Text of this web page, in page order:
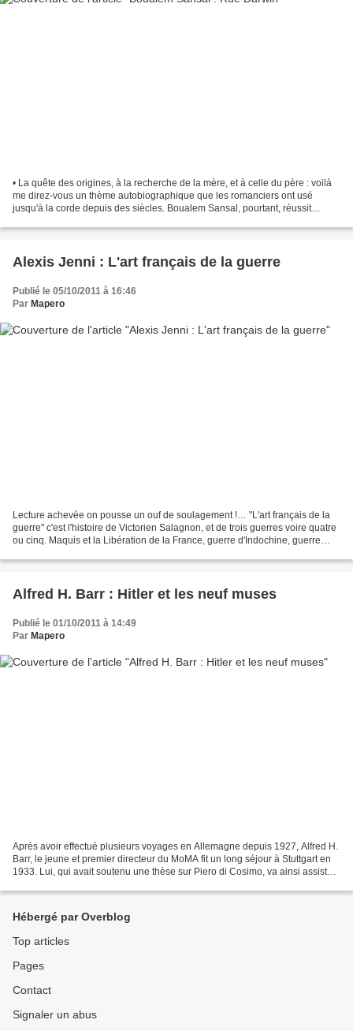
• La quête des origines, à la recherche de la mère, et à celle du père : voilà
me direz-vous un thème autobiographique que les romanciers ont usé
jusqu'à la corde depuis des siècles. Boualem Sansal, pourtant, réussit
Alexis Jenni : L'art français de la guerre
Publié le 05/10/2011 à 16:46
Par Mapero
Lecture achevée on pousse un ouf de soulagement !… "L'art français de la
guerre" c'est l'histoire de Victorien Salagnon, et de trois guerres voire quatre
ou cinq. Maquis et la Libération de la France, guerre d'Indochine, guerre
Alfred H. Barr : Hitler et les neuf muses
Publié le 01/10/2011 à 14:49
Par Mapero
Après avoir effectué plusieurs voyages en Allemagne depuis 1927, Alfred H.
Barr, le jeune et premier directeur du MoMA fit un long séjour à Stuttgart en
1933. Lui, qui avait soutenu une thèse sur Piero di Cosimo, va ainsi assister
Hébergé par Overblog
Top articles
Pages
Contact
Signaler un abus